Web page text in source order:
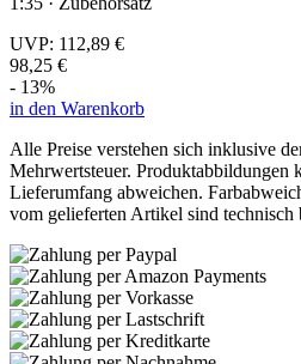
UVP: 112,89 €
98,25 €
- 13%
in den Warenkorb
Alle Preise verstehen sich inklusive
Mehrwertsteuer. Produktabbildungen
Lieferumfang abweichen.
vom gelieferten Artikel sind technisch